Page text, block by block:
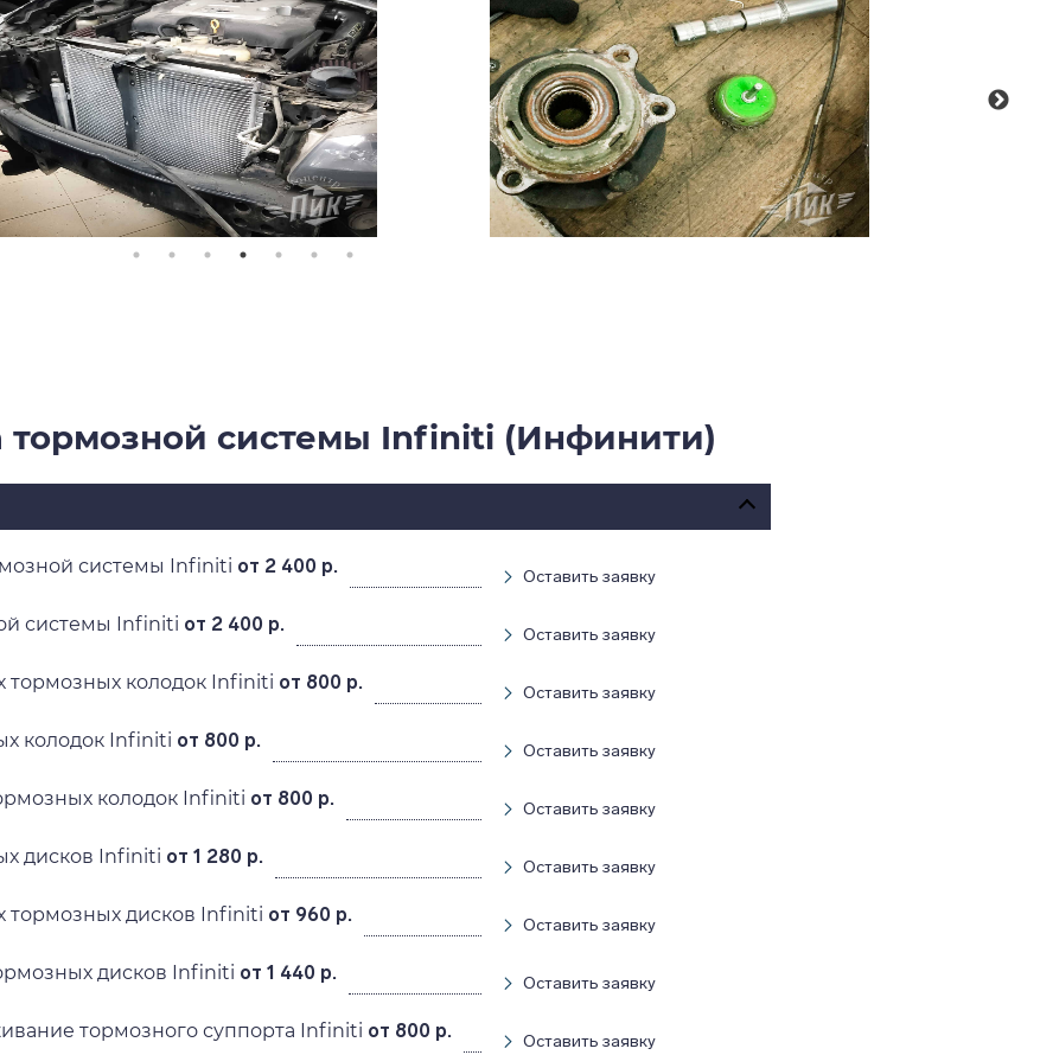
тормозной системы Infiniti (Инфинити)
системы Infiniti от 2 400 р. Оставить заявку
системы Infiniti от 2 400 р. Оставить заявку
тормозных колодок Infiniti от 800 р. Оставить заявку
колодок Infiniti от 800 р. Оставить заявку
колодок Infiniti от 800 р. Оставить заявку
дисков Infiniti от 1 280 р. Оставить заявку
тормозных дисков Infiniti от 960 р. Оставить заявку
дисков Infiniti от 1 440 р. Оставить заявку
тормозного суппорта Infiniti от 800 р. Оставить заявку